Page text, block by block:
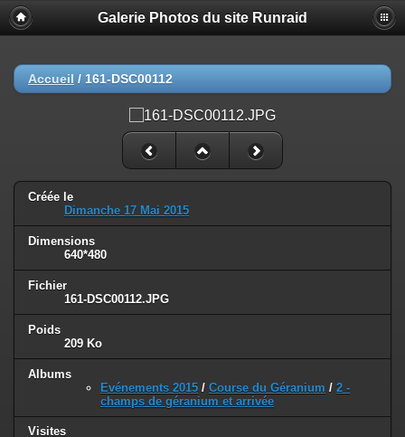
Galerie Photos du site Runraid
Accueil / 161-DSC00112
Créée le
Dimanche 17 Mai 2015
Dimensions
640*480
Fichier
161-DSC00112.JPG
Poids
209 Ko
Albums
Evénements 2015 / Course du Géranium / 2 -
champs de géranium et arrivée
Visites